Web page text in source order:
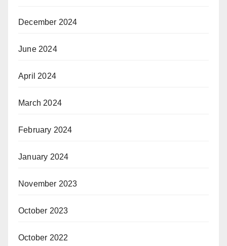
December 2024
June 2024
April 2024
March 2024
February 2024
January 2024
November 2023
October 2023
October 2022